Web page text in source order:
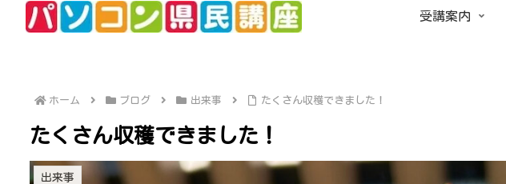
受講案内
ホーム ブログ 出来事 たくさん収穫できました！
たくさん収穫できました！
出来事